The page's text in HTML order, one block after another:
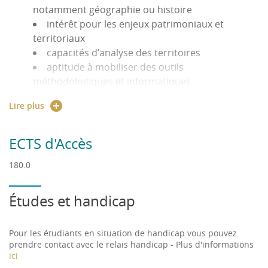
Économie Solidaire (DLES) |Tiers-Lieux et
Dynamiques Territoriales (TLDT)
Les candidatures se font via la plateforme de
l’université :eCandidat – UPHF
1. S'inscrire administrativement :
réalisée auprès des services de l’université :
https://inscription.uphf.fr
Pour tous, auprès du secrétariat pédagogique
notamment géographie ou histoire
intérêt pour les enjeux patrimoniaux et
territoriaux
capacités d’analyse des territoires
aptitude à mobiliser des outils
méthodologiques et informatiques
Parcours ETS (Master 1)
discipline proche
bonnes capacités de
intérêt pour larecherche en sciences
humaines .
Parcours MEET (Master 2)
Lire plus
ECTS d'Accès
180.0
Études et handicap
Pour les étudiants en situation de handicap vous pouvez
prendre contact avec le relais handicap - Plus d'informations
ici